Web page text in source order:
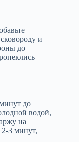
и
до
до
водой,
на
2-3 минут,